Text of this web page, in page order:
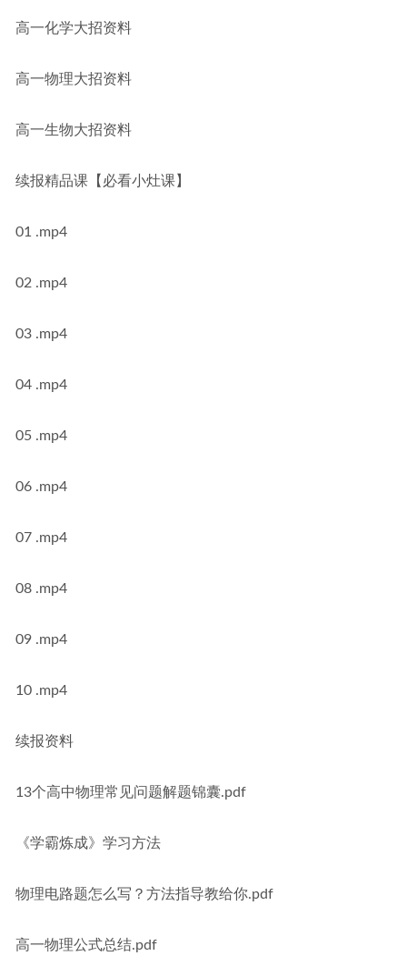
高一化学大招资料
高一物理大招资料
高一生物大招资料
续报精品课【必看小灶课】
01 .mp4
02 .mp4
03 .mp4
04 .mp4
05 .mp4
06 .mp4
07 .mp4
08 .mp4
09 .mp4
10 .mp4
续报资料
13个高中物理常见问题解题锦囊.pdf
《学霸炼成》学习方法
物理电路题怎么写？方法指导教给你.pdf
高一物理公式总结.pdf